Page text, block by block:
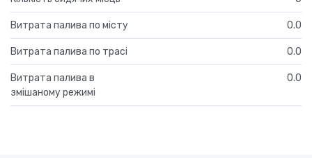
Витрата палива по місту 0.0
Витрата палива по трасі 0.0
Витрата палива в
змішаному режимі
0.0